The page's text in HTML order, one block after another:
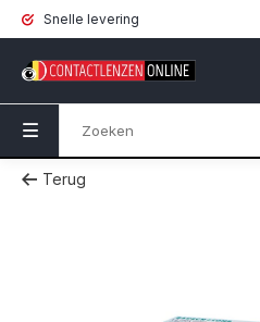
Snelle levering
Terug